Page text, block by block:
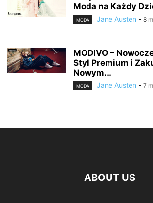
Moda na Każdy
MODA Jane Austen - 8
MODIVO –
Styl Premium i
Nowym...
MODA Jane Austen - 7
ABOUT US